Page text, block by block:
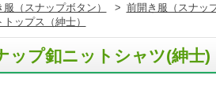
服（スナップボタン） > 前開き服（スナッ
トップス（紳士）
ップ釦ニットシャツ(紳士)